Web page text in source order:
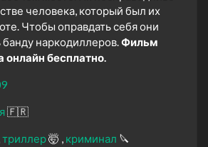
человека, который был их
Чтобы оправдать себя они
наркодиллеров.Фильм
бесплатно.
🇫🇷
триллер🤯 криминал 🔪